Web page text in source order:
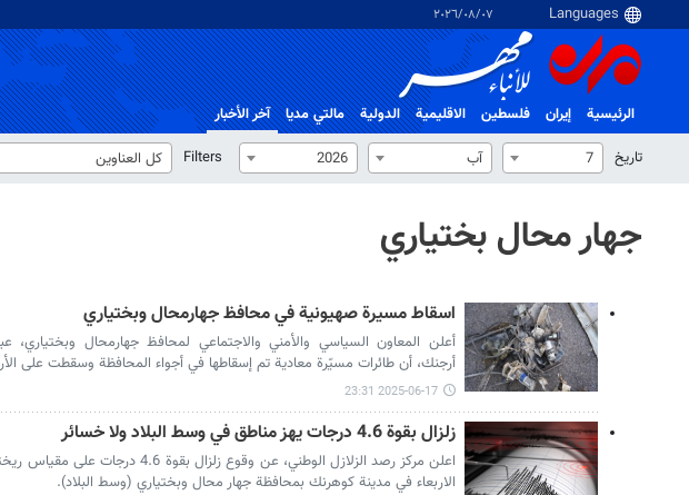
٠٧‏/٠٨‏/٢٠٢٦
الرئيسية إيران فلسطین الاقلیمیة الدولية مالتي مدیا
آخر الأخبار
تاریخ
7 آب 2026
Filters كل العناوين
جهار محال بختياري
اسقاط مسيرة صهيونية في محافظ جهارمحال وبختياري
أعلن المعاون السياسي والأمني والاجتماعي لمحافظ جهارمحال وبختياري،
أرجنك، أن طائرات مسيّرة معادية تم إسقاطها في أجواء المحافظة وسقطت على
2025-06-17 23:31
زلزال بقوة 4.6 درجات يهز مناطق في وسط البلاد ولا خسائر
اعلن مركز رصد الزلازل الوطني، عن وقوع زلزال بقوة 4.6 درجات
الاربعاء في مدينة كوهرنك بمحافظة جهار محال وبختياري (وسط البلاد).